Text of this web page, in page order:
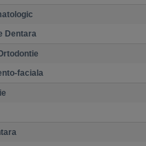
Dentara
faciala